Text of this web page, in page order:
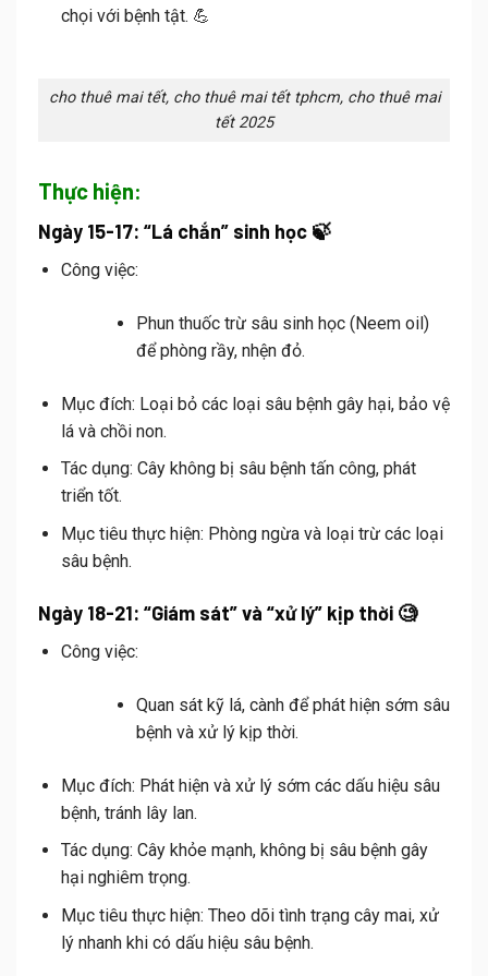
chọi với bệnh tật. 💪
cho thuê mai tết, cho thuê mai tết tphcm, cho thuê mai
tết 2025
Thực hiện:
Ngày 15-17: “Lá chắn” sinh học 🍃
Công việc:
Phun thuốc trừ sâu sinh học (Neem oil)
để phòng rầy, nhện đỏ.
Mục đích: Loại bỏ các loại sâu bệnh gây hại, bảo vệ
lá và chồi non.
Tác dụng: Cây không bị sâu bệnh tấn công, phát
triển tốt.
Mục tiêu thực hiện: Phòng ngừa và loại trừ các loại
sâu bệnh.
Ngày 18-21: “Giám sát” và “xử lý” kịp thời 🧐
Công việc:
Quan sát kỹ lá, cành để phát hiện sớm sâu
bệnh và xử lý kịp thời.
Mục đích: Phát hiện và xử lý sớm các dấu hiệu sâu
bệnh, tránh lây lan.
Tác dụng: Cây khỏe mạnh, không bị sâu bệnh gây
hại nghiêm trọng.
Mục tiêu thực hiện: Theo dõi tình trạng cây mai, xử
lý nhanh khi có dấu hiệu sâu bệnh.